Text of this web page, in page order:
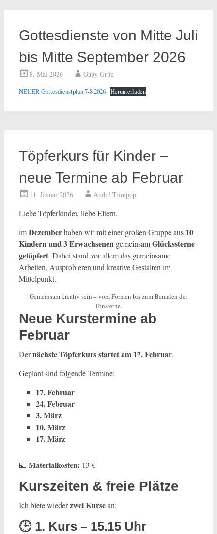
Gottesdienste von Mitte Juli
bis Mitte September 2026
8. Mai 2026 Gaby Grün
NEUER Gottesdienstplan 7-8 2026 Herunterladen
Töpferkurs für Kinder –
neue Termine ab Februar
11. Januar 2026 André Trimpop
Liebe Töpferkinder, liebe Eltern,
imDezemberhaben wir mit einer großen Gruppe aus 10
Kindern und 3 Erwachsenen gemeinsamGlückssterne
getöpfert. Dabei stand vor allem das gemeinsame
Arbeiten, Ausprobieren und kreative Gestalten im
Mittelpunkt.
Gemeinsam kreativ sein – vom Formen bis zum Bemalen der
Tonsterne.
Neue Kurstermine ab
Februar
Dernächste Töpferkurs startet am 17. Februar.
Geplant sind folgende Termine:
17. Februar
24. Februar
3. März
10. März
17. März
💶 Materialkosten: 13 €
Kurszeiten & freie Plätze
Ich biete wiederzwei Kursean:
🕒 1. Kurs – 15.15 Uhr